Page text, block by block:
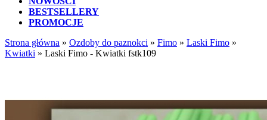
BESTSELLERY
PROMOCJE
Strona główna » Ozdoby do paznokci » Fimo » Laski Fimo »
Kwiatki » Laski Fimo - Kwiatki fstk109